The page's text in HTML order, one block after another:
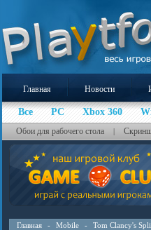
Главная Новости
Все PC Xbox 360
Обои для рабочего стола |
Главная - Mobile - Tom Clancy's